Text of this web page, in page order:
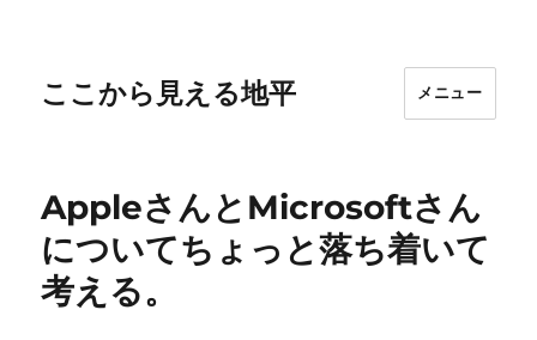
ここから見える地平 メニュー
AppleさんとMicrosoftさん
についてちょっと落ち着いて
考える。